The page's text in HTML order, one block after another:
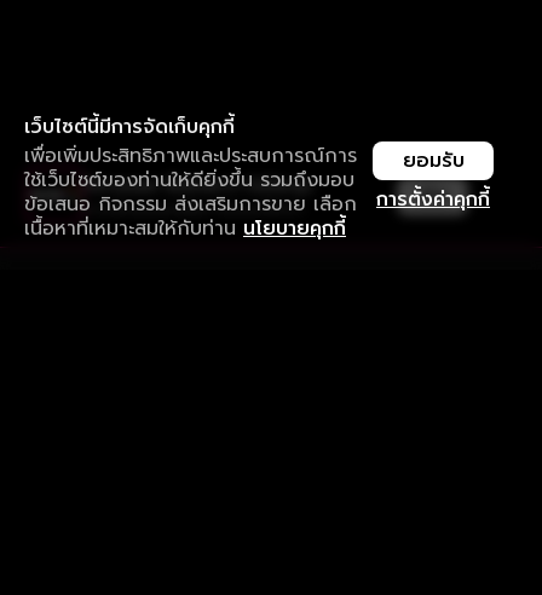
เว็บไซต์นี้มีการจัดเก็บคุกกี้
เพื่อเพิ่มประสิทธิภาพและประสบการณ์การ
ใช้เว็บไซต์ของท่านให้ดียิ่งขึ้น รวมถึงมอบ
ข้อเสนอ กิจกรรม ส่งเสริมการขาย เลือก
เนื้อหาที่เหมาะสมให้กับท่าน นโยบายคุกกี้
การตั้งค่าคุกกี้
ยอมรับ
ใช้งานแอป ลื่นไหลกว่า ไม่มีสะดุด
ดาวน์โหลดแอปเพื่อการรับชมที่ดีกว่า เปิด